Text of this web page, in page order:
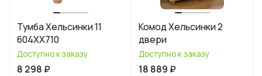
Тумба Хельсинки 11
604XX710
Доступно к заказу
8 298 ₽
Комод Хельсинки 2
двери
Доступно к заказу
18 889 ₽